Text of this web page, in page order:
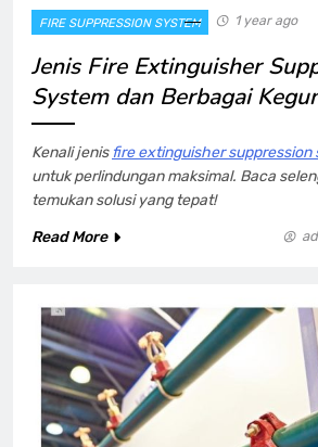
FIRE SUPPRESSION SYSTEM 1 year ago
Jenis Fire Extinguisher
System dan Berbagai
Kenali jenis fire extinguisher suppression
untuk perlindungan maksimal. Baca
temukan solusi yang tepat!
Read More